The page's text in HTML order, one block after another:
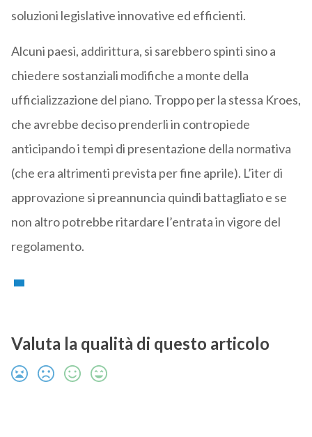
soluzioni legislative innovative ed efficienti.
Alcuni paesi, addirittura, si sarebbero spinti sino a
chiedere sostanziali modifiche a monte della
ufficializzazione del piano. Troppo per la stessa Kroes,
che avrebbe deciso prenderli in contropiede
anticipando i tempi di presentazione della normativa
(che era altrimenti prevista per fine aprile). L’iter di
approvazione si preannuncia quindi battagliato e se
non altro potrebbe ritardare l’entrata in vigore del
regolamento.
Valuta la qualità di questo articolo